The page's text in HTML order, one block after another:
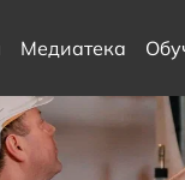
Медиатека